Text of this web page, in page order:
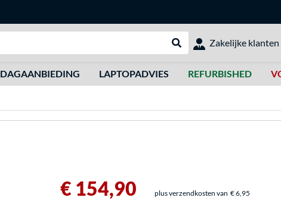
Webshop doorzoeken
Zakelijke klanten
DAGAANBIEDING LAPTOPADVIES REFURBISHED
€ 154,90 plus verzendkosten van € 6,95